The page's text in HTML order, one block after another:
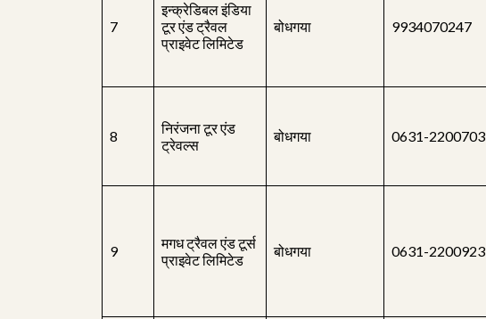
7
इन्क्रेडिबल इंडिया
टूर एंड ट्रैवल
प्राइवेट लिमिटेड
बोधगया 9934070247
8
निरंजना टूर एंड
ट्रेवल्स
बोधगया 0631-2200703
9
मगध ट्रैवल एंड टूर्स
प्राइवेट लिमिटेड
बोधगया 0631-2200923